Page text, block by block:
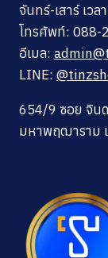
จันทร์-เสาร์ เว
โทรศัพท์: 088-
อีเมล:
LINE:
654/9 ซอย จิน
มหาพฤฒาราม